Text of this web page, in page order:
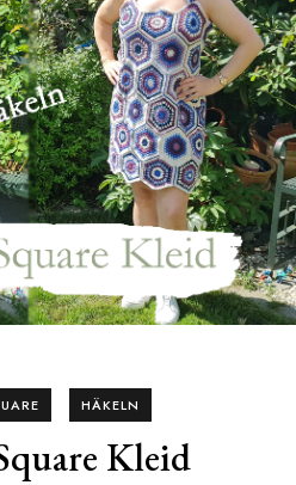
HÄKELN
Kleid